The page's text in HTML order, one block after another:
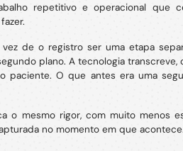
repetitivo e operacional que
de o registro ser uma etapa
plano. A tecnologia transcreve,
paciente. O que antes era uma
o mesmo rigor, com muito menos
no momento em que acontece.